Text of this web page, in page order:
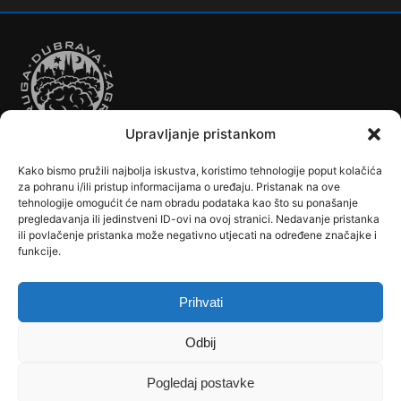
Upravljanje pristankom
Kako bismo pružili najbolja iskustva, koristimo tehnologije poput kolačića
za pohranu i/ili pristup informacijama o uređaju. Pristanak na ove
tehnologije omogućit će nam obradu podataka kao što su ponašanje
pregledavanja ili jedinstveni ID-ovi na ovoj stranici. Nedavanje pristanka
ili povlačenje pristanka može negativno utjecati na određene značajke i
funkcije.
Prihvati
Odbij
Pogledaj postavke
Autobusi Automobilizam Biciklizam
Borilački Sportovi
Cookie Policy (EU)
Crkve, samostani i župni uredi
Dječji vrtići
Drugi sportovi
Društva, klubovi, savezi, udruge
Dubrava u Srcu
Edukacija
Tramvaji